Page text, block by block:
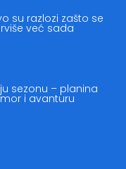
su razlozi zašto se
već sada
sezonu – planina
i avanturu